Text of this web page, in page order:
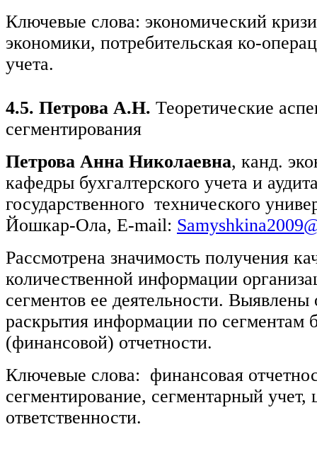
Ключевые слова: экономический
экономики, потребительская ко-
учета.
4.5. Петрова А.Н. Теоретические
сегментирования
Петрова Анна Николаевна, канд.
кафедры бухгалтерского учета и
государственного технического
Йошкар-Ола, E-mail:
Рассмотрена значимость получения
количественной информации
сегментов ее деятельности. Выявлены
раскрытия информации по сегментам
(финансовой) отчетности.
Ключевые слова: финансовая
сегментирование, сегментарный учет,
ответственности.